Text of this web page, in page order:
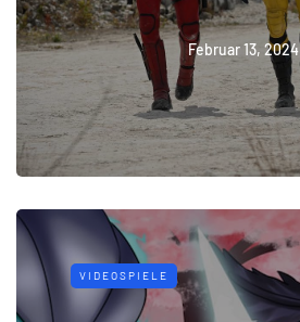
Februar 13, 2024
VIDEOSPIELE